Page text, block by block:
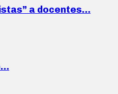
a docentes…